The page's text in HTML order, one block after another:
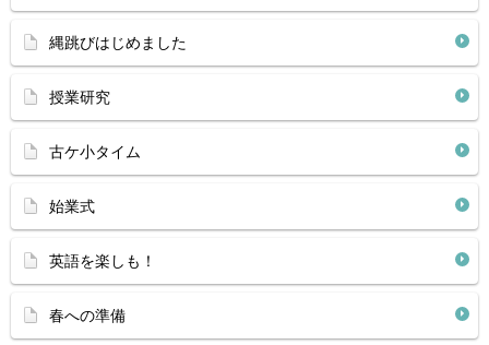
縄跳びはじめました
授業研究
古ケ小タイム
始業式
英語を楽しも！
春への準備